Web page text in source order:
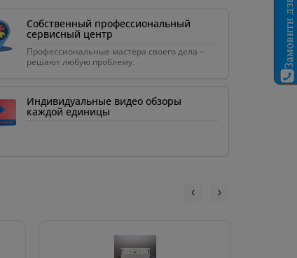
Собственный профессиональный
сервисный центр
Профессиональные мастера своего дела –
решают любую проблему.
Индивидуальные видео обзоры
каждой единицы